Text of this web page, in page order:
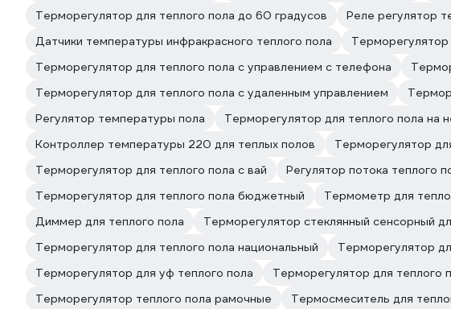
Терморегулятор для теплого пола до 60 градусов
Реле регулятор
Датчики температуры инфракрасного теплого пола
Терморегулятор для теплого пола с управлением с телефона
Терморегулятор для теплого пола с удаленным управлением
Регулятор температуры пола
Терморегулятор для теплого пола на
Контроллер температуры 220 для теплых полов
Терморегулятор
Терморегулятор для теплого пола с вай
Регулятор потока теплого
Терморегулятор для теплого пола бюджетный
Термометр для
Диммер для теплого пола
Терморегулятор стеклянный сенсорный
Терморегулятор для теплого пола национальный
Терморегулятор
Терморегулятор для уф теплого пола
Терморегулятор для теплого
Терморегулятор теплого пола рамочные
Термосмеситель для